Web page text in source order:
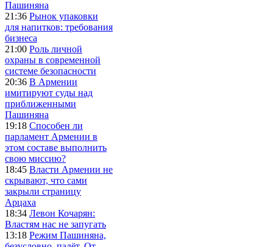
Пашиняна
21:36 Рынок упаковки
для напитков: требования
бизнеса
21:00 Роль личной
охраны в современной
системе безопасности
20:36 В Армении
имитируют суды над
приближенными
Пашиняна
19:18 Способен ли
парламент Армении в
этом составе выполнить
свою миссию?
18:45 Власти Армении не
скрывают, что сами
закрыли страницу
Арцаха
18:34 Левон Кочарян:
Властям нас не запугать
13:18 Режим Пашиняна,